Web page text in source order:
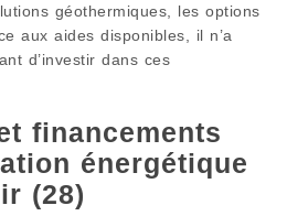
géothermiques, les options
aux aides disponibles, il n’a
d’investir dans ces
financements
énergétique
(28)